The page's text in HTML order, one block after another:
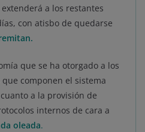
a los restantes
con atisbo de quedarse
que se ha otorgado a los
componen el sistema
a la provisión de
internos de cara a
oleada.